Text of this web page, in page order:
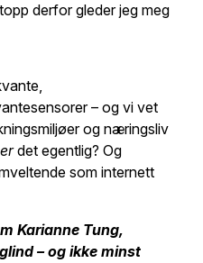
derfor gleder jeg meg
– og vi vet
og næringsliv
erdet egentlig? Og
som internett
Karianne Tung,
– og ikke minst